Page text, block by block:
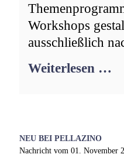
Workshops
ausschließlich
Weiterlesen …
NEU BEI PELLAZINO
Nachricht vom01. November